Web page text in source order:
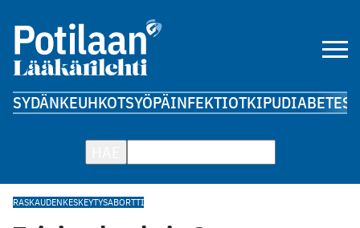
SYDÄNKEUHKOTSYÖPÄINFEKTIOTKIPUDIABETES
RASKAUDENKESKEYTYSABORTTI